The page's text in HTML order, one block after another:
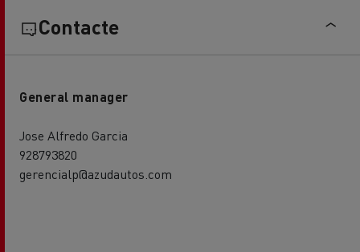
Contacte
General manager
Jose Alfredo Garcia
928793820
gerencialp@azudautos.com